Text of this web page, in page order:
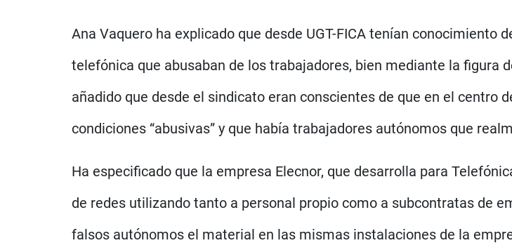
Ana Vaquero ha explicado que desde UGT-FICA tenían conocimiento
telefónica que abusaban de los trabajadores, bien mediante la figura
añadido que desde el sindicato eran conscientes de que en el centro
condiciones “abusivas” y que había trabajadores autónomos que
Ha especificado que la empresa Elecnor, que desarrolla para
de redes utilizando tanto a personal propio como a subcontratas de
falsos autónomos el material en las mismas instalaciones de la